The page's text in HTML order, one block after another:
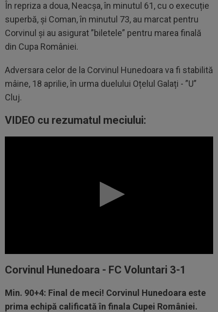
În repriza a doua, Neacșa, în minutul 61, cu o execuție
superbă, și Coman, în minutul 73, au marcat pentru
Corvinul și au asigurat ”biletele” pentru marea finală
din Cupa României.
Adversara celor de la Corvinul Hunedoara va fi stabilită
mâine, 18 aprilie, în urma duelului Oțelul Galați - ”U”
Cluj.
VIDEO cu rezumatul meciului:
Corvinul Hunedoara - FC Voluntari 3-1
Min. 90+4: Final de meci! Corvinul Hunedoara este
prima echipă calificată în finala Cupei României.